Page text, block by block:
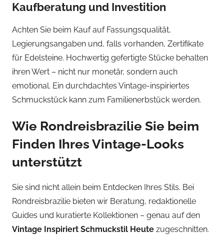
Kaufberatung und Investition
Achten Sie beim Kauf auf Fassungsqualität,
Legierungsangaben und, falls vorhanden, Zertifikate
für Edelsteine. Hochwertig gefertigte Stücke behalten
ihren Wert – nicht nur monetär, sondern auch
emotional. Ein durchdachtes Vintage-inspiriertes
Schmuckstück kann zum Familienerbstück werden.
Wie Rondreisbrazilie Sie beim
Finden Ihres Vintage-Looks
unterstützt
Sie sind nicht allein beim Entdecken Ihres Stils. Bei
Rondreisbrazilie bieten wir Beratung, redaktionelle
Guides und kuratierte Kollektionen – genau auf den
Vintage Inspiriert Schmuckstil Heute zugeschnitten.